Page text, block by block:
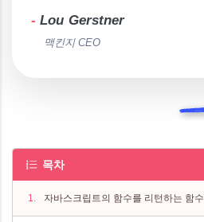
- Lou Gerstner
맥킨지 CEO
목차
자바스크립트의 함수를 리턴하는 함수